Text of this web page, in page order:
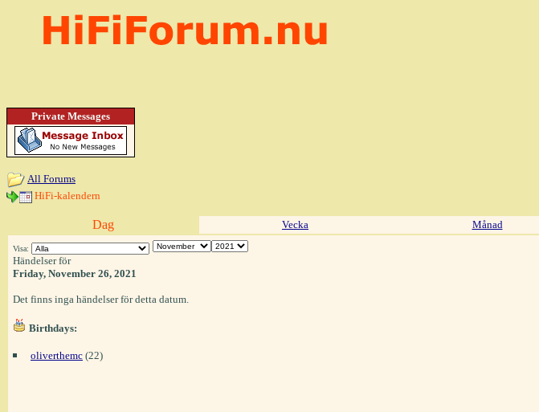
Private Messages
All Forums
HiFi-kalendern
Dag Vecka Månad
Visa:
Händelser för
Friday, November 26, 2021
Det finns inga händelser för detta datum.
Birthdays:
oliverthemc (22)